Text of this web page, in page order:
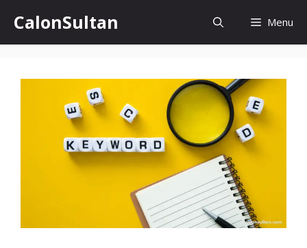
content
CalonSultan Menu